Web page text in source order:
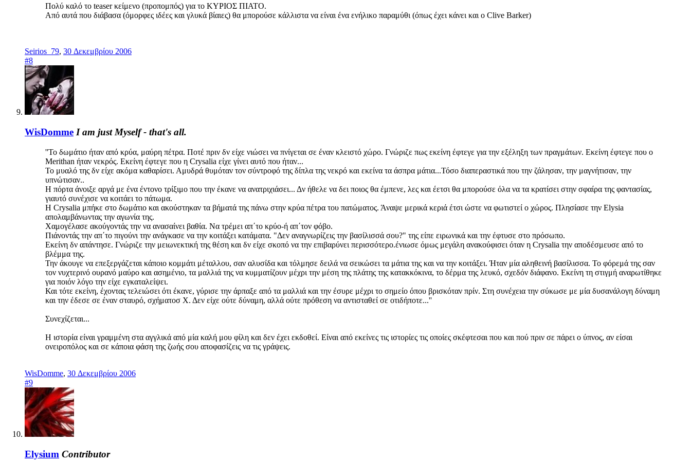
Πολύ καλό το teaser κείμενο (προπομπός) για το ΚΥΡΙΟΣ ΠΙΑΤΟ.
Από αυτά που διάβασα (όμορφες ιδέες και γλυκά βίαιες) θα μπορούσε κάλλιστα να είναι ένα ενήλικο παραμύθι (όπως έχει κάνει και ο Clive Barker)
Seirios_79, 30 Δεκεμβρίου 2006
#8
WisDomme I am just Myself - that's all.
''Το δωμάτιο ήταν από κρύα, μαύρη πέτρα. Ποτέ πριν δν είχε νιώσει να πνίγεται σε έναν κλειστό χώρο. Γνώριζε πως εκείνη έφτεγε για την εξέληξη των πραγμάτων. Εκείνη έφτεγε που ο
Μerithan ήταν νεκρός. Εκείνη έφτεγε που η Crysalia είχε γίνει αυτό που ήταν...
Το μυαλό της δν είχε ακόμα καθαρίσει. Αμυδρά θυμόταν τον σύντροφό της δίπλα της νεκρό και εκείνα τα άσπρα μάτια...Τόσο διαπεραστικά που την ζάλησαν, την μαγνήτισαν, την
υπνώτισαν..
Η πόρτα άνοιξε αργά με ένα έντονο τρίξιμο που την έκανε να ανατριχιάσει... Δν ήθελε να δει ποιος θα έμπενε, λες και έετσι θα μπορούσε όλα να τα κρατίσει στην σφαίρα της φαντασίας,
γιαυτό συνέχισε να κοιτάει το πάτωμα.
Η Crysalia μπήκε στο δωμάτιο και ακούστηκαν τα βήματά της πάνω στην κρύα πέτρα του πατώματος. Άναψε μερικά κεριά έτσι ώστε να φωτιστεί ο χώρος. Πλησίασε την Elysia
απολαμβάνωντας την αγωνία της.
Χαμογέλασε ακούγοντάς την να ανασαίνει βαθία. Να τρέμει απ΄το κρύο-ή απ΄τον φόβο.
Πιάνοντάς την απ΄το πιγούνι την ανάγκασε να την κοιτάξει κατάματα. "Δεν αναγνωρίζεις την βασίλισσά σου?" της είπε ειρωνικά και την έφτυσε στο πρόσωπο.
Εκείνη δν απάντησε. Γνώριζε την μειωνεκτική της θέση και δν είχε σκοπό να την επιβαρύνει περισσότερο.ένιωσε όμως μεγάλη ανακούφισει όταν η Crysalia την αποδέσμευσε από το
βλέμμα της.
Την άκουγε να επεξεργάζεται κάποιο κομμάτι μέταλλου, σαν αλυσίδα και τόλμησε δειλά να σεικώσει τα μάτια της και να την κοιτάξει. Ήταν μία αληθεινή βασίλισσα. Το φόρεμά της σαν
τον νυχτερινό ουρανό μαύρο και ασημένιο, τα μαλλιά της να κυμματίζουν μέχρι την μέση της πλάτης της κατακκόκινα, το δέρμα της λευκό, σχεδόν διάφανο. Εκείνη τη στιγμή αναρωτίθηκε
για ποιόν λόγο την είχε εγκαταλείψει.
Και τότε εκείνη, έχοντας τελειώσει ότι έκανε, γύρισε την άρπαξε από τα μαλλιά και την έσυρε μέχρι το σημείο όπου βρισκόταν πρίν. Στη συνέχεια την σύκωσε με μία δυσανάλογη δύναμη
και την έδεσε σε έναν σταυρό, σχήματοσ Χ. Δεν είχε ούτε δύναμη, αλλά ούτε πρόθεση να αντισταθεί σε οτιδήποτε...''
Συνεχίζεται...
Η ιστορία είναι γραμμένη στα αγγλικά από μία καλή μου φίλη και δεν έχει εκδοθεί. Είναι από εκείνες τις ιστορίες τις οποίες σκέφτεσαι που και πού πριν σε πάρει ο ύπνος, αν είσαι
ονειροπόλος και σε κάποια φάση της ζωής σου αποφασίζεις να τις γράψεις.
WisDomme, 30 Δεκεμβρίου 2006
#9
Elysium Contributor